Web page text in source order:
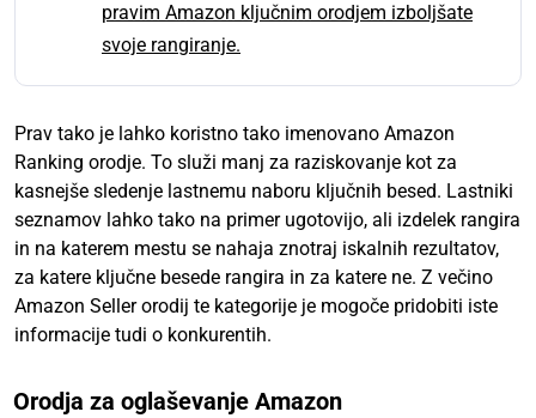
pravim Amazon ključnim orodjem izboljšate
svoje rangiranje.
Prav tako je lahko koristno tako imenovano Amazon
Ranking orodje. To služi manj za raziskovanje kot za
kasnejše sledenje lastnemu naboru ključnih besed. Lastniki
seznamov lahko tako na primer ugotovijo, ali izdelek rangira
in na katerem mestu se nahaja znotraj iskalnih rezultatov,
za katere ključne besede rangira in za katere ne. Z večino
Amazon Seller orodij te kategorije je mogoče pridobiti iste
informacije tudi o konkurentih.
Orodja za oglaševanje Amazon